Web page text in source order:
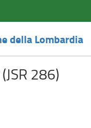
della Lombardia
286)